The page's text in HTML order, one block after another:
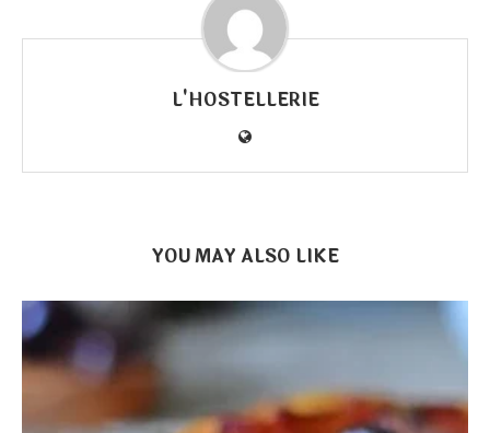
L'HOSTELLERIE
YOU MAY ALSO LIKE